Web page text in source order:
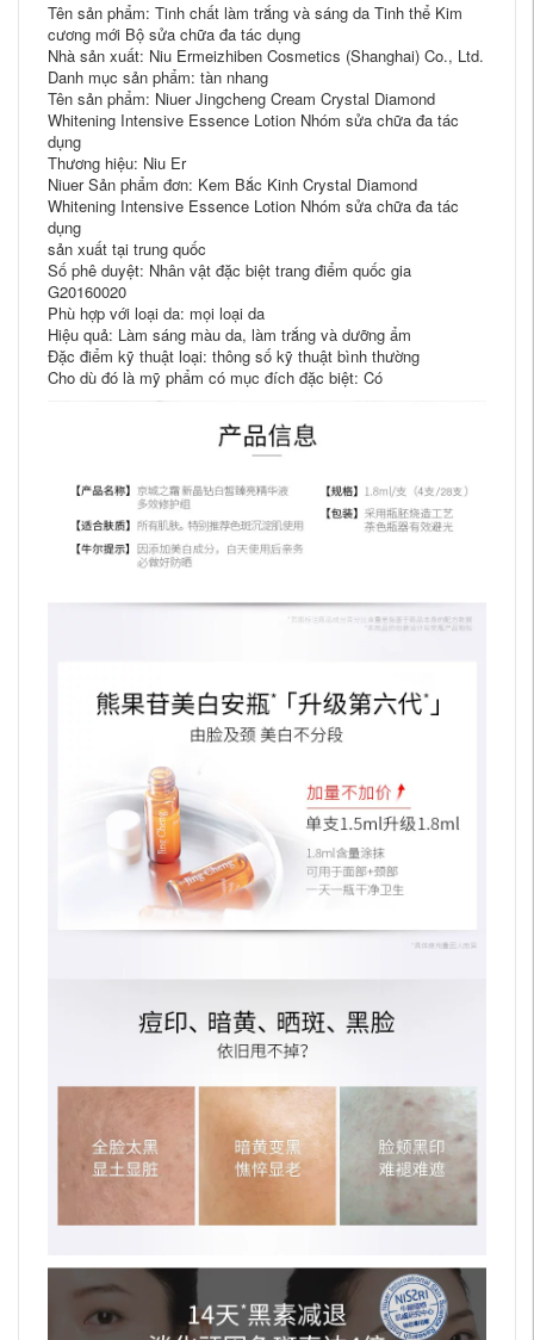
Tên sản phẩm: Tinh chất làm trắng và sáng da Tinh thể Kim
cương mới Bộ sửa chữa đa tác dụng
Nhà sản xuất: Niu Ermeizhiben Cosmetics (Shanghai) Co., Ltd.
Danh mục sản phẩm: tàn nhang
Tên sản phẩm: Niuer Jingcheng Cream Crystal Diamond
Whitening Intensive Essence Lotion Nhóm sửa chữa đa tác
dụng
Thương hiệu: Niu Er
Niuer Sản phẩm đơn: Kem Bắc Kinh Crystal Diamond
Whitening Intensive Essence Lotion Nhóm sửa chữa đa tác
dụng
sản xuất tại trung quốc
Số phê duyệt: Nhân vật đặc biệt trang điểm quốc gia
G20160020
Phù hợp với loại da: mọi loại da
Hiệu quả: Làm sáng màu da, làm trắng và dưỡng ẩm
Đặc điểm kỹ thuật loại: thông số kỹ thuật bình thường
Cho dù đó là mỹ phẩm có mục đích đặc biệt: Có